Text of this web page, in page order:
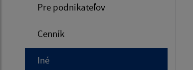
Pre podnikateľov
Cenník
Iné